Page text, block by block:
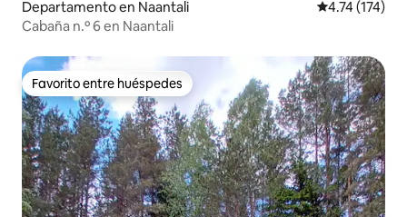
Departamento en Naantali Calificación
4.74 (174)
Cabaña n.º 6 en Naantali
Favorito entre huéspedes
Favorito entre huéspedes